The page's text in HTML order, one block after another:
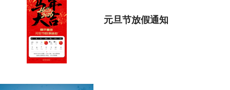
元旦节放假通知